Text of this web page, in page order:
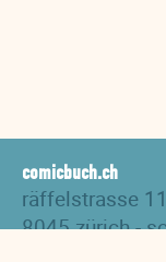
comicbuch.ch
räffelstrasse 11
8045 zürich -